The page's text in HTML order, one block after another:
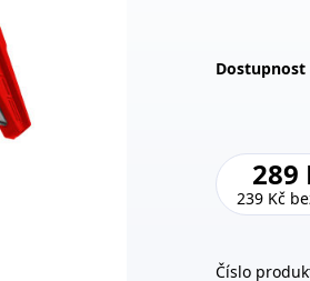
Dostupnost
289
239 Kč
Číslo